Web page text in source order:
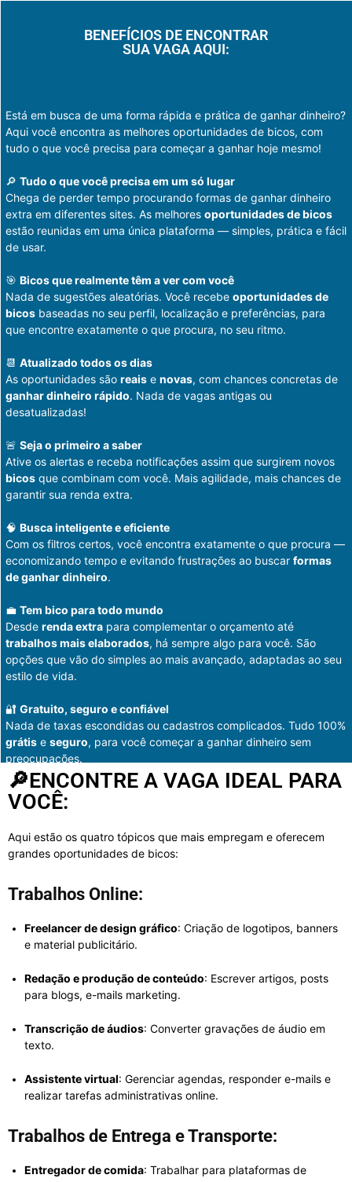
BENEFÍCIOS DE ENCONTRAR
SUA VAGA AQUI:
Está em busca de uma forma rápida e prática de ganhar dinheiro?
Aqui você encontra as melhores oportunidades de bicos, com
tudo o que você precisa para começar a ganhar hoje mesmo!
🔎 Tudo o que você precisa em um só lugar
Chega de perder tempo procurando formas de ganhar dinheiro
extra em diferentes sites. As melhores oportunidades de bicos
estão reunidas em uma única plataforma — simples, prática e fácil
de usar.
🎯 Bicos que realmente têm a ver com você
Nada de sugestões aleatórias. Você recebe oportunidades de
bicos baseadas no seu perfil, localização e preferências, para
que encontre exatamente o que procura, no seu ritmo.
📆 Atualizado todos os dias
As oportunidades são reais e novas, com chances concretas de
ganhar dinheiro rápido. Nada de vagas antigas ou
desatualizadas!
🚨 Seja o primeiro a saber
Ative os alertas e receba notificações assim que surgirem novos
bicos que combinam com você. Mais agilidade, mais chances de
garantir sua renda extra.
🧠 Busca inteligente e eficiente
Com os filtros certos, você encontra exatamente o que procura —
economizando tempo e evitando frustrações ao buscar formas
de ganhar dinheiro.
💼 Tem bico para todo mundo
Desde renda extra para complementar o orçamento até
trabalhos mais elaborados, há sempre algo para você. São
opções que vão do simples ao mais avançado, adaptadas ao seu
estilo de vida.
🔐 Gratuito, seguro e confiável
Nada de taxas escondidas ou cadastros complicados. Tudo 100%
grátis e seguro, para você começar a ganhar dinheiro sem
preocupações.
🔎ENCONTRE A VAGA IDEAL PARA
VOCÊ:
Aqui estão os quatro tópicos que mais empregam e oferecem
grandes oportunidades de bicos:
Trabalhos Online:
Freelancer de design gráfico: Criação de logotipos, banners
e material publicitário.
Redação e produção de conteúdo: Escrever artigos, posts
para blogs, e-mails marketing.
Transcrição de áudios: Converter gravações de áudio em
texto.
Assistente virtual: Gerenciar agendas, responder e-mails e
realizar tarefas administrativas online.
Trabalhos de Entrega e Transporte:
Entregador de comida: Trabalhar para plataformas de